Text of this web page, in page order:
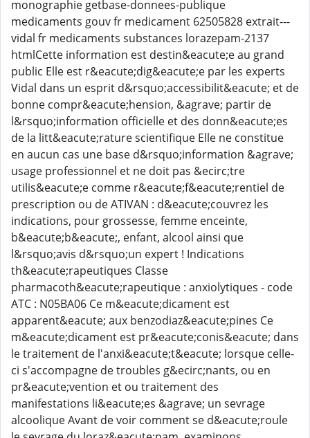
monographie getbase-donnees-publique
medicaments gouv fr medicament 62505828 extrait---
vidal fr medicaments substances lorazepam-2137
htmlCette information est destin&eacute;e au grand
public Elle est r&eacute;dig&eacute;e par les experts
Vidal dans un esprit d&rsquo;accessibilit&eacute; et de
bonne compr&eacute;hension, &agrave; partir de
l&rsquo;information officielle et des donn&eacute;es
de la litt&eacute;rature scientifique Elle ne constitue
en aucun cas une base d&rsquo;information &agrave;
usage professionnel et ne doit pas &ecirc;tre
utilis&eacute;e comme r&eacute;f&eacute;rentiel de
prescription ou de ATIVAN : d&eacute;couvrez les
indications, pour grossesse, femme enceinte,
b&eacute;b&eacute;, enfant, alcool ainsi que
l&rsquo;avis d&rsquo;un expert ! Indications
th&eacute;rapeutiques Classe
pharmacoth&eacute;rapeutique : anxiolytiques - code
ATC : N05BA06 Ce m&eacute;dicament est
apparent&eacute; aux benzodiaz&eacute;pines Ce
m&eacute;dicament est pr&eacute;conis&eacute; dans
le traitement de l'anxi&eacute;t&eacute; lorsque celle-
ci s'accompagne de troubles g&ecirc;nants, ou en
pr&eacute;vention et ou traitement des
manifestations li&eacute;es &agrave; un sevrage
alcoolique Avant de voir comment se d&eacute;roule